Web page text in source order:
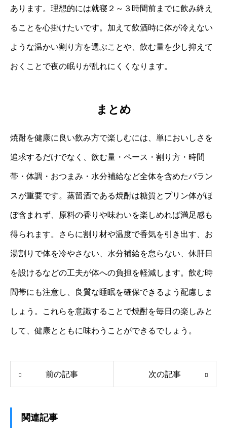
あります。理想的には就寝２～３時間前までに飲み終え
ることを心掛けたいです。加えて飲酒時に体が冷えない
ような温かい割り方を選ぶことや、飲む量を少し抑えて
おくことで夜の眠りが乱れにくくなります。
まとめ
焼酎を健康に良い飲み方で楽しむには、単においしさを
追求するだけでなく、飲む量・ペース・割り方・時間
帯・体調・おつまみ・水分補給など全体を含めたバラン
スが重要です。蒸留酒である焼酎は糖質とプリン体がほ
ぼ含まれず、原料の香りや味わいを楽しめれば満足感も
得られます。さらに割り材や温度で香気を引き出す、お
湯割りで体を冷やさない、水分補給を怠らない、休肝日
を設けるなどの工夫が体への負担を軽減します。飲む時
間帯にも注意し、良質な睡眠を確保できるよう配慮しま
しょう。これらを意識することで焼酎を毎日の楽しみと
して、健康とともに味わうことができるでしょう。
前の記事 次の記事
関連記事